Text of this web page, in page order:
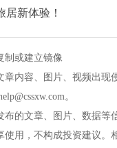
新体验！
制或建立镜像
章内容、图片、视频出现
。
布的文章、图片、数据等
使用，不构成投资建议。